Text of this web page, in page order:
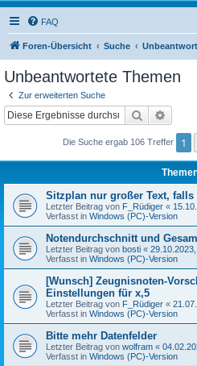
FAQ
Foren-Übersicht Suche
Unbeantwortete Themen
Zur erweiterten Suche
Suche
Die Suche ergab 106 Treffer 1
Sitzplan nur großer Text,
Letzter Beitrag von F_Rüdiger «
Verfasst in Windows (PC)-Version
Notendurchschnitt und
Letzter Beitrag von bosti «
Verfasst in Windows (PC)-Version
[Wunsch] Zeugnisnoten-
Einstellungen für x,5
Letzter Beitrag von F_Rüdiger «
Verfasst in Windows (PC)-Version
Bitte mehr Datenfelder
Letzter Beitrag von wolfram «
Verfasst in Windows (PC)-Version